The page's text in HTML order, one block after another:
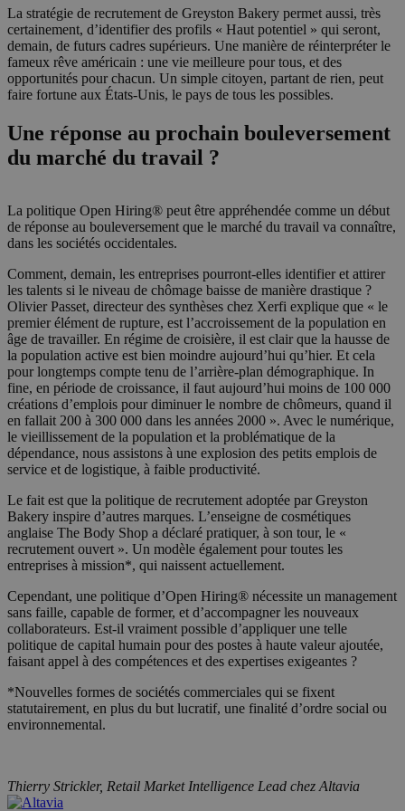
La stratégie de recrutement de Greyston Bakery permet aussi, très
certainement, d’identifier des profils « Haut potentiel » qui seront,
demain, de futurs cadres supérieurs. Une manière de réinterpréter le
fameux rêve américain : une vie meilleure pour tous, et des
opportunités pour chacun. Un simple citoyen, partant de rien, peut
faire fortune aux États-Unis, le pays de tous les possibles.
Une réponse au prochain bouleversement
du marché du travail ?
La politique Open Hiring® peut être appréhendée comme un début
de réponse au bouleversement que le marché du travail va connaître,
dans les sociétés occidentales.
Comment, demain, les entreprises pourront-elles identifier et attirer
les talents si le niveau de chômage baisse de manière drastique ?
Olivier Passet, directeur des synthèses chez Xerfi explique que « le
premier élément de rupture, est l’accroissement de la population en
âge de travailler. En régime de croisière, il est clair que la hausse de
la population active est bien moindre aujourd’hui qu’hier. Et cela
pour longtemps compte tenu de l’arrière-plan démographique. In
fine, en période de croissance, il faut aujourd’hui moins de 100 000
créations d’emplois pour diminuer le nombre de chômeurs, quand il
en fallait 200 à 300 000 dans les années 2000 ». Avec le numérique,
le vieillissement de la population et la problématique de la
dépendance, nous assistons à une explosion des petits emplois de
service et de logistique, à faible productivité.
Le fait est que la politique de recrutement adoptée par Greyston
Bakery inspire d’autres marques. L’enseigne de cosmétiques
anglaise The Body Shop a déclaré pratiquer, à son tour, le «
recrutement ouvert ». Un modèle également pour toutes les
entreprises à mission*, qui naissent actuellement.
Cependant, une politique d’Open Hiring® nécessite un management
sans faille, capable de former, et d’accompagner les nouveaux
collaborateurs. Est-il vraiment possible d’appliquer une telle
politique de capital humain pour des postes à haute valeur ajoutée,
faisant appel à des compétences et des expertises exigeantes ?
*Nouvelles formes de sociétés commerciales qui se fixent
statutairement, en plus du but lucratif, une finalité d’ordre social ou
environnemental.
Thierry Strickler, Retail Market Intelligence Lead chez Altavia